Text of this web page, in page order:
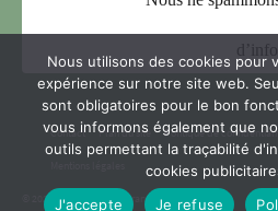
Contact Plan du site Politique de
© 2026 Le Temps d'une transition
Nous utilisons des cookies pour
expérience sur notre site web.
sont obligatoires pour le bon
vous informons également que
outils permettant la traçabilité
cookies
J'accepte
Je refuse